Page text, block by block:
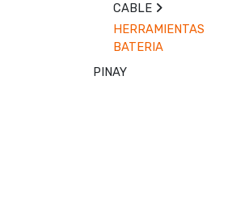
CABLE
HERRAMIENTAS
BATERIA
PINAY